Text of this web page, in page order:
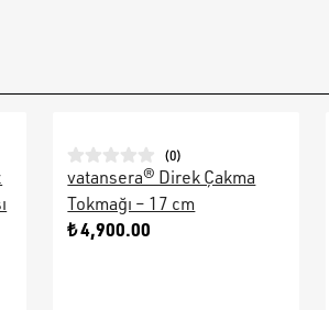
(0)
vatansera® Direk Çakma
Tokmağı – 17 cm
₺ 4,900.00